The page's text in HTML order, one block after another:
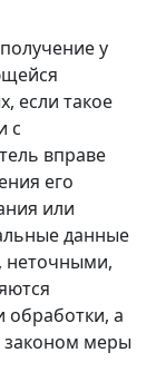
у
если такое
с
вправе
его
или
данные
неточными,
обработки, а
законом меры